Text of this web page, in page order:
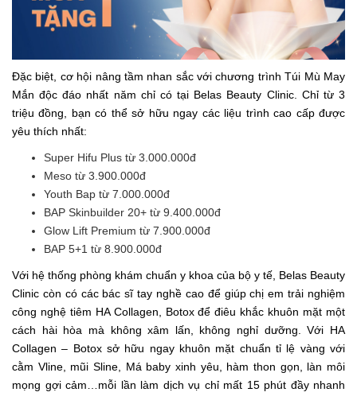
Đặc biệt, cơ hội nâng tầm nhan sắc với chương trình Túi Mù May
Mắn độc đáo nhất năm chỉ có tại Belas Beauty Clinic. Chỉ từ 3
triệu đồng, bạn có thể sở hữu ngay các liệu trình cao cấp được
yêu thích nhất:
Super Hifu Plus từ 3.000.000đ
Meso từ 3.900.000đ
Youth Bap từ 7.000.000đ
BAP Skinbuilder 20+ từ 9.400.000đ
Glow Lift Premium từ 7.900.000đ
BAP 5+1 từ 8.900.000đ
Với hệ thống phòng khám chuẩn y khoa của bộ y tế, Belas Beauty
Clinic còn có các bác sĩ tay nghề cao để giúp chị em trải nghiệm
công nghệ tiêm HA Collagen, Botox để điêu khắc khuôn mặt một
cách hài hòa mà không xâm lấn, không nghỉ dưỡng. Với HA
Collagen – Botox sở hữu ngay khuôn mặt chuẩn tỉ lệ vàng với
cằm Vline, mũi Sline, Má baby xinh yêu, hàm thon gọn, làn môi
mọng gợi cảm…mỗi lần làm dịch vụ chỉ mất 15 phút đầy nhanh